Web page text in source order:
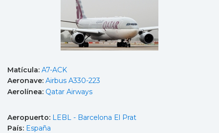
Matícula: A7-ACK
Aeronave: Airbus A330-223
Aerolínea: Qatar Airways
Aeropuerto: LEBL - Barcelona El Prat
País: España